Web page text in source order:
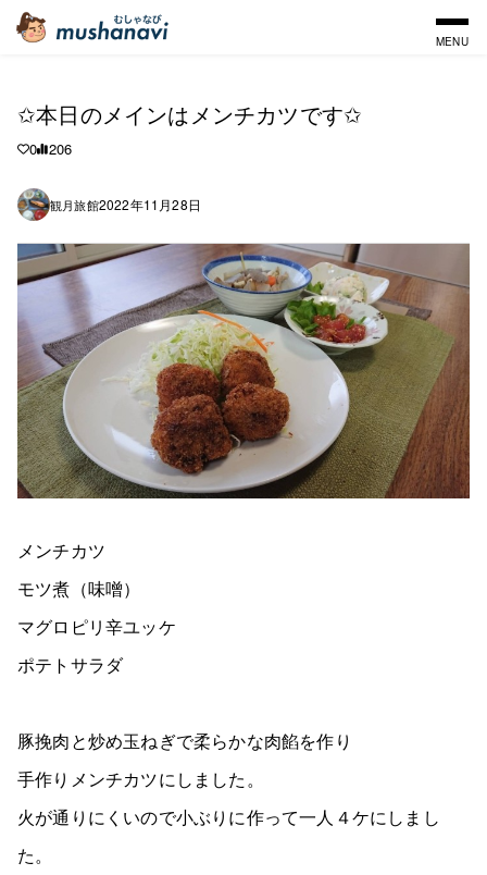
MENU
✩本日のメインはメンチカツです✩
0 206
観月旅館2022年11月28日
メンチカツ
モツ煮（味噌）
マグロピリ辛ユッケ
ポテトサラダ
豚挽肉と炒め玉ねぎで柔らかな肉餡を作り
手作りメンチカツにしました。
火が通りにくいので小ぶりに作って一人４ケにしまし
た。